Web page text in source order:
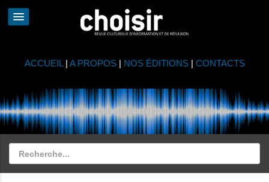
ACCUEIL | A PROPOS| NOS ÉDITIONS| CONTACTS